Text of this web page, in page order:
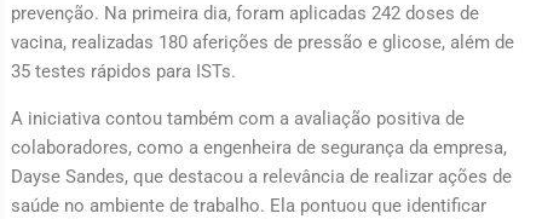
prevenção. Na primeira dia, foram aplicadas 242 doses de
vacina, realizadas 180 aferições de pressão e glicose, além de
35 testes rápidos para ISTs.
A iniciativa contou também com a avaliação positiva de
colaboradores, como a engenheira de segurança da empresa,
Dayse Sandes, que destacou a relevância de realizar ações de
saúde no ambiente de trabalho. Ela pontuou que identificar